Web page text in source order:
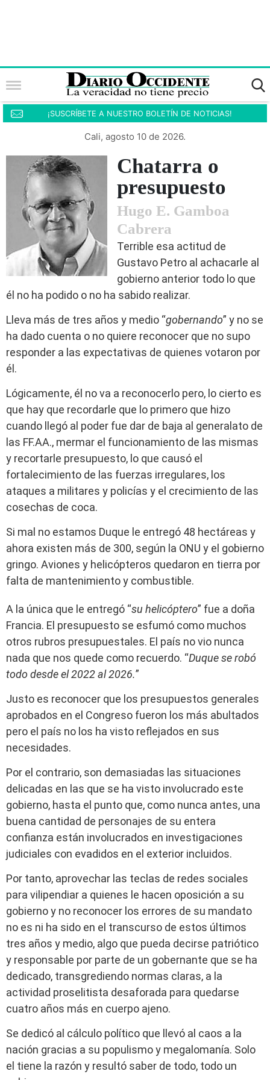
¡SUSCRÍBETE A NUESTRO BOLETÍN DE NOTICIAS!
Cali, agosto 10 de 2026.
Chatarra o
presupuesto
Hugo E. Gamboa
Cabrera
Terrible esa actitud de
Gustavo Petro al achacarle al
gobierno anterior todo lo que
él no ha podido o no ha sabido realizar.
Lleva más de tres años y medio “gobernando” y no se
ha dado cuenta o no quiere reconocer que no supo
responder a las expectativas de quienes votaron por
él.
Lógicamente, él no va a reconocerlo pero, lo cierto es
que hay que recordarle que lo primero que hizo
cuando llegó al poder fue dar de baja al generalato de
las FF.AA., mermar el funcionamiento de las mismas
y recortarle presupuesto, lo que causó el
fortalecimiento de las fuerzas irregulares, los
ataques a militares y policías y el crecimiento de las
cosechas de coca.
Si mal no estamos Duque le entregó 48 hectáreas y
ahora existen más de 300, según la ONU y el gobierno
gringo. Aviones y helicópteros quedaron en tierra por
falta de mantenimiento y combustible.
A la única que le entregó “su helicóptero” fue a doña
Francia. El presupuesto se esfumó como muchos
otros rubros presupuestales. El país no vio nunca
nada que nos quede como recuerdo. “Duque se robó
todo desde el 2022 al 2026.”
Justo es reconocer que los presupuestos generales
aprobados en el Congreso fueron los más abultados
pero el país no los ha visto reflejados en sus
necesidades.
Por el contrario, son demasiadas las situaciones
delicadas en las que se ha visto involucrado este
gobierno, hasta el punto que, como nunca antes, una
buena cantidad de personajes de su entera
confianza están involucrados en investigaciones
judiciales con evadidos en el exterior incluidos.
Por tanto, aprovechar las teclas de redes sociales
para vilipendiar a quienes le hacen oposición a su
gobierno y no reconocer los errores de su mandato
no es ni ha sido en el transcurso de estos últimos
tres años y medio, algo que pueda decirse patriótico
y responsable por parte de un gobernante que se ha
dedicado, transgrediendo normas claras, a la
actividad proselitista desaforada para quedarse
cuatro años más en cuerpo ajeno.
Se dedicó al cálculo político que llevó al caos a la
nación gracias a su populismo y megalomanía. Solo
el tiene la razón y resultó saber de todo, todo un